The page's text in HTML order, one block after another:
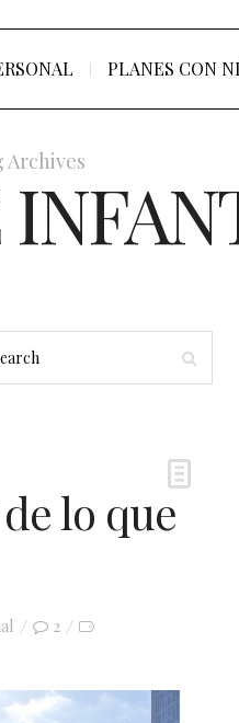
PLANES CON
Archives
lo que
2